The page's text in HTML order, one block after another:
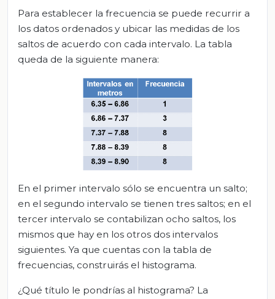
Para establecer la frecuencia se puede recurrir a
los datos ordenados y ubicar las medidas de los
saltos de acuerdo con cada intervalo. La tabla
queda de la siguiente manera:
En el primer intervalo sólo se encuentra un salto;
en el segundo intervalo se tienen tres saltos; en el
tercer intervalo se contabilizan ocho saltos, los
mismos que hay en los otros dos intervalos
siguientes. Ya que cuentas con la tabla de
frecuencias, construirás el histograma.
¿Qué título le pondrías al histograma? La